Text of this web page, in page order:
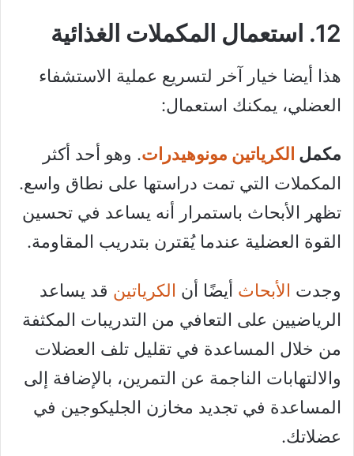
12. استعمال المكملات الغذائية
هذا أيضا خيار آخر لتسريع عملية الاستشفاء
العضلي، يمكنك استعمال:
مكمل الكرياتين مونوهيدرات. وهو أحد أكثر
المكملات التي تمت دراستها على نطاق واسع.
تظهر الأبحاث باستمرار أنه يساعد في تحسين
القوة العضلية عندما يُقترن بتدريب المقاومة.
وجدت الأبحاث أيضًا أن الكرياتين قد يساعد
الرياضيين على التعافي من التدريبات المكثفة
من خلال المساعدة في تقليل تلف العضلات
والالتهابات الناجمة عن التمرين، بالإضافة إلى
المساعدة في تجديد مخازن الجليكوجين في
عضلاتك.